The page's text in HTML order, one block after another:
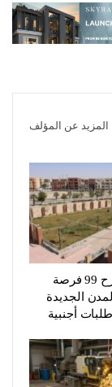
المزيد عن المؤلف
الإسكان تطرح 99 فرصة
الجديدة